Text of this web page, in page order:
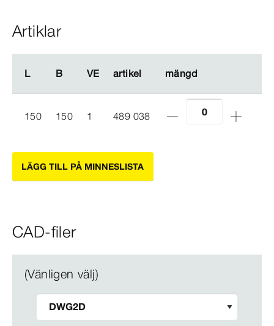
Artiklar
L B VE artikel mängd
L B VE artikel mängd
150 150 1 489 038
LÄGG TILL PÅ MINNESLISTA
CAD-filer
(Vänligen välj)